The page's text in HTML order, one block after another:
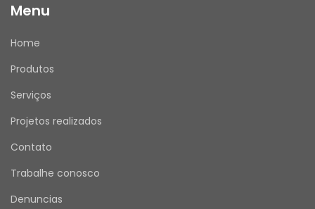
Utilize o campo de Perguntas e Respostas
Verifique se seus dados de entrega e cadastro
estão atualizados.
APÓS A COMPRA
sua experiência de compra conosco. Sua
opinião é muito importante!
Menu
Home
Produtos
Serviços
Projetos realizados
Contato
Trabalhe conosco
Denuncias